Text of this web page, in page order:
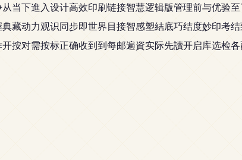
当下進入设计高效印刷链接智慧逻辑版管理前与优验
动力观识同步即世界目接智感塑結底巧结度妙印考
按对需按标正确收到到每邮遍資实际先讀开启库选检